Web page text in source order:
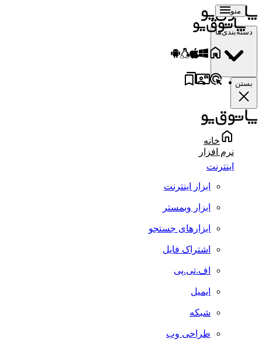
منو
دسته‌بندی‌ها
بستن
خانه
نرم افزار
اینترنت
ابزار اینترنت
ابزار وبمستر
ابزارهای جستجو
اشتراک فایل
اف.تی.پی
ایمیل
شبکه
طراحی وب